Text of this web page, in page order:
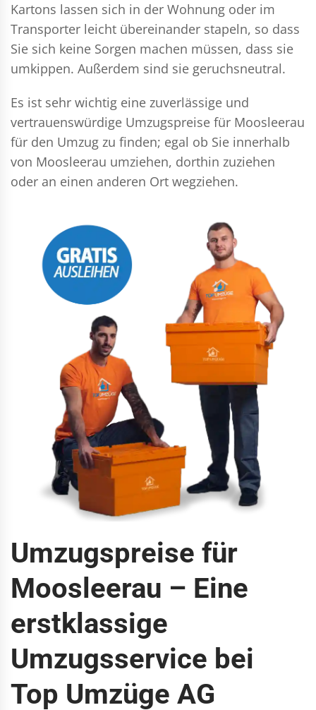
Kartons lassen sich in der Wohnung oder im
Transporter leicht übereinander stapeln, so dass
Sie sich keine Sorgen machen müssen, dass sie
umkippen. Außerdem sind sie geruchsneutral.
Es ist sehr wichtig eine zuverlässige und
vertrauenswürdige Umzugspreise für Moosleerau
für den Umzug zu finden; egal ob Sie innerhalb
von Moosleerau umziehen, dorthin zuziehen
oder an einen anderen Ort wegziehen.
Umzugspreise für
Moosleerau – Eine
erstklassige
Umzugsservice bei
Top Umzüge AG